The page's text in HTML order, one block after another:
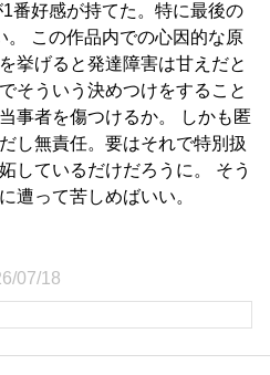
番好感が持てた。特に最後の
。 この作品内での心因的な原
挙げると発達障害は甘えだと
そういう決めつけをすること
事者を傷つけるか。 しかも匿
し無責任。要はそれで特別扱
しているだけだろうに。 そう
遭って苦しめばいい。
07/18